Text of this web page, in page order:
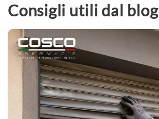
Consigli utili dal blog